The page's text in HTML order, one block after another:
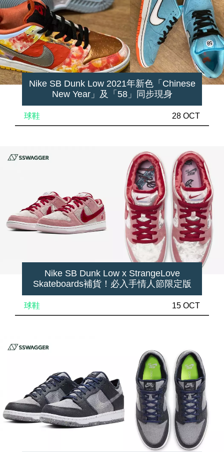
Nike SB Dunk Low 2021年新色「Chinese
New Year」及「58」同步現身
球鞋 28 OCT
Nike SB Dunk Low x StrangeLove
Skateboards補貨！必入手情人節限定版
球鞋 15 OCT